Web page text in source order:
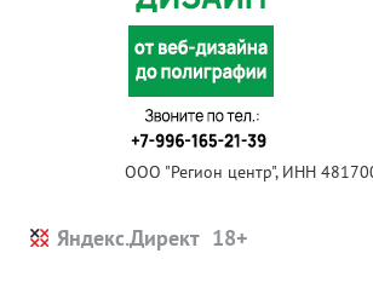
ООО "Регион центр", ИНН
Яндекс.Директ